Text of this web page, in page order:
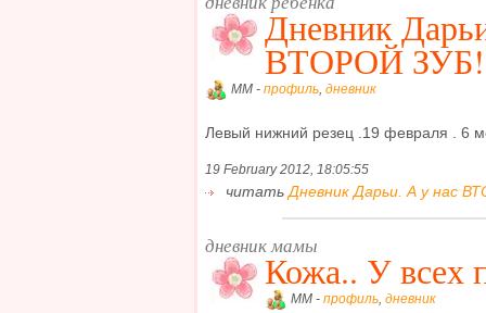
Дневник
ВТОРОЙ ЗУБ!
MM - профиль, дневник
Левый нижний резец .19 февраля . 6
19 February 2012, 18:05:55
читать Дневник Дарьи. А у нас
дневник мамы
Кожа.. У всех
MM - профиль, дневник